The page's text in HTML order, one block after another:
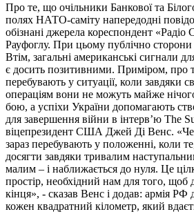
Про те, що очільники Банкової та
полях НАТО-саміту напередодні
обізнані джерела кореспондент
Рауфоглу. При цьому публічно сторони
Втім, загальні американські сигнали
є досить позитивними. Приміром, про
перебувають у ситуації, коли завдяки
операціям вони не можуть майже
бою, а успіхи України допомагають
для завершення війни в інтерв’ю The
віцепрезидент США Джей Ді Венс.
зараз перебувають у положенні, коли
досягти завдяки тривалим
малим – і наближається до нуля. Це
простір, необхідний нам для того, щоб
кінця», - сказав Венс і додав: армія РФ
кожен квадратний кілометр, який